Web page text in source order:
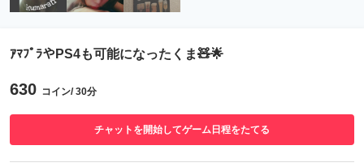
ｱﾏﾌﾟﾗやPS4も可能になったくま🧸🌟
630 コイン/ 30分
チャットを開始してゲーム日程をたてる